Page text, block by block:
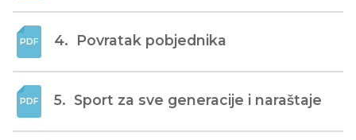
4.  Povratak pobjednika
5.  Sport za sve generacije i naraštaje